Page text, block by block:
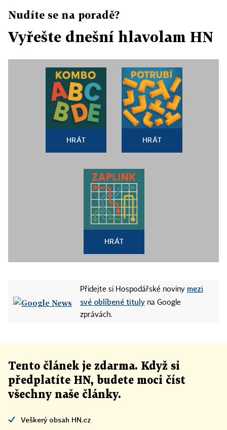
Nudíte se na poradě?
Vyřešte dnešní hlavolam HN
HRÁT HRÁT
HRÁT
Přidejte si Hospodářské noviny mezi
své oblíbené tituly na Google
zprávách.
Tento článek je zdarma. Když si
předplatíte HN, budete moci číst
všechny naše články.
Veškerý obsah HN.cz